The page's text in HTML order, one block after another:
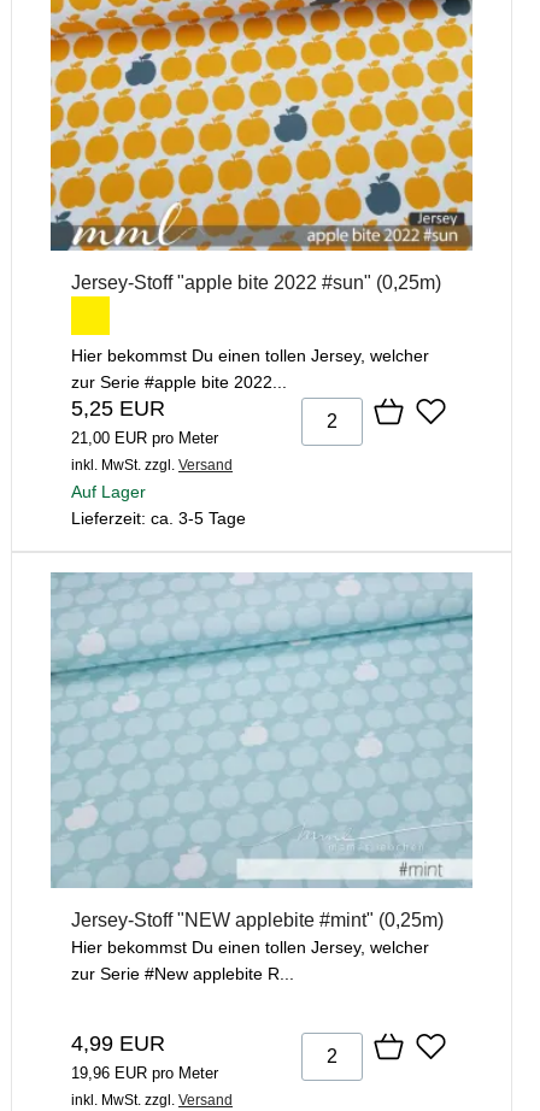
Jersey-Stoff "apple bite 2022 #sun" (0,25m)
Hier bekommst Du einen tollen Jersey, welcher
zur Serie #apple bite 2022...
5,25 EUR
21,00 EUR pro Meter
inkl. MwSt. zzgl. Versand
Auf Lager
Lieferzeit: ca. 3-5 Tage
Jersey-Stoff "NEW applebite #mint" (0,25m)
Hier bekommst Du einen tollen Jersey, welcher
zur Serie #New applebite R...
4,99 EUR
19,96 EUR pro Meter
inkl. MwSt. zzgl. Versand